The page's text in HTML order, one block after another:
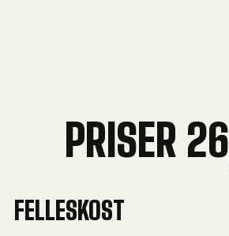
PRISER
FELLESKOST